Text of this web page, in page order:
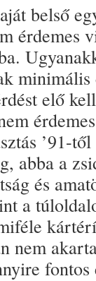
belső
érdemes
elő
’91-
abba a
és
a
nem